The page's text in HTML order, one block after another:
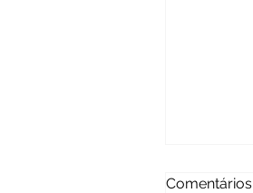
Comentários